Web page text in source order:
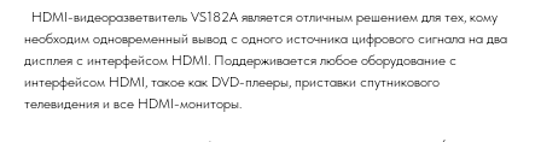
HDMI-видеоразветвитель VS182A является отличным решением для тех, кому
необходим одновременный вывод с одного источника цифрового сигнала на два
дисплея с интерфейсом HDMI. Поддерживается любое оборудование с
интерфейсом HDMI, такое как DVD-плееры, приставки спутникового
телевидения и все HDMI-мониторы.